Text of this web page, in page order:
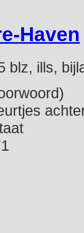
Haven
blz, ills,